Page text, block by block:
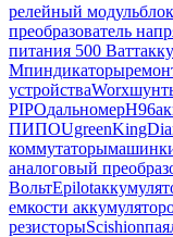
релейный модуль
преобразователь
питания 500 Ватт
Мпиндикаторы
устройстваWorx
PIPOдальномерH96
ПИПОUgreen
коммутаторы
аналоговый
ВольтEpilot
емкости
резисторыScishion